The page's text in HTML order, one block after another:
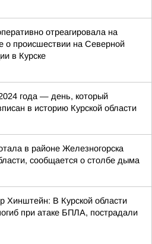
отреагировала на
о происшествии на Северной
в Курске
года — день, который
в историю Курской области
в районе Железногорска
сообщается о столбе дыма
Хинштейн: В Курской области
при атаке БПЛА, пострадали